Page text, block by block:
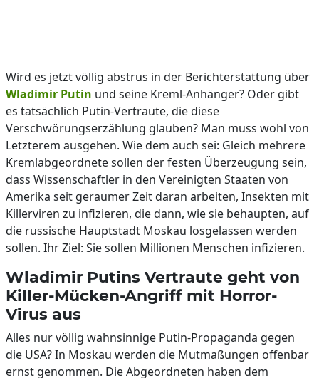
Wird es jetzt völlig abstrus in der Berichterstattung über
Wladimir Putin und seine Kreml-Anhänger? Oder gibt
es tatsächlich Putin-Vertraute, die diese
Verschwörungserzählung glauben? Man muss wohl von
Letzterem ausgehen. Wie dem auch sei: Gleich mehrere
Kremlabgeordnete sollen der festen Überzeugung sein,
dass Wissenschaftler in den Vereinigten Staaten von
Amerika seit geraumer Zeit daran arbeiten, Insekten mit
Killerviren zu infizieren, die dann, wie sie behaupten, auf
die russische Hauptstadt Moskau losgelassen werden
sollen. Ihr Ziel: Sie sollen Millionen Menschen infizieren.
Wladimir Putins Vertraute geht von
Killer-Mücken-Angriff mit Horror-
Virus aus
Alles nur völlig wahnsinnige Putin-Propaganda gegen
die USA? In Moskau werden die Mutmaßungen offenbar
ernst genommen. Die Abgeordneten haben dem